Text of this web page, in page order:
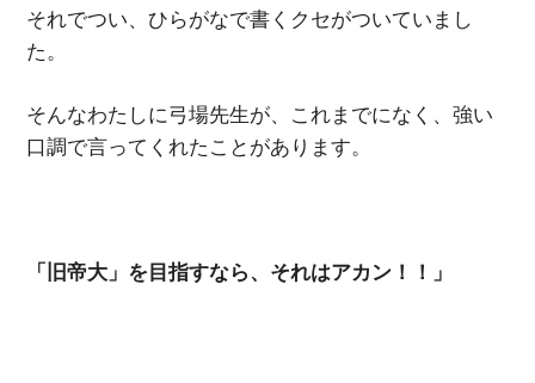
それでつい、ひらがなで書くクセがついていまし
た。
そんなわたしに弓場先生が、これまでになく、強い
口調で言ってくれたことがあります。
「旧帝大」を目指すなら、それはアカン！！」